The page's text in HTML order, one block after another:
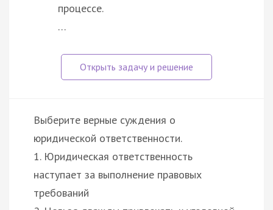
процессе.
…
Выберите верные суждения о
юридической ответственности.
1. Юридическая ответственность
наступает за выполнение правовых
требований